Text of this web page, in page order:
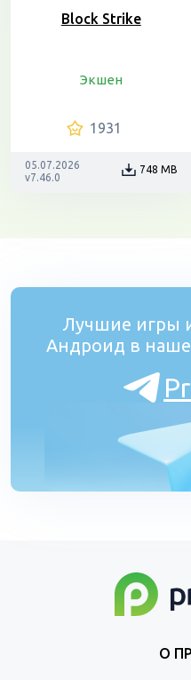
Block Strike
Экшен
1931
05.07.2026
v7.46.0
748 MB
Лучшие игры
Андроид в
О